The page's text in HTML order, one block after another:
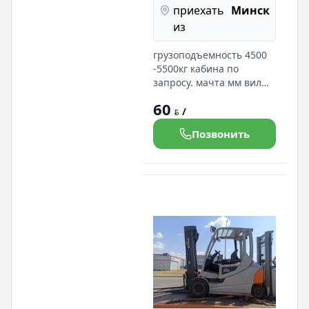
приехать
из
Минск
грузоподъемность 4500
-5500кг кабина по
запросу. мачта мм вилы
топливо - дизельное.
60 BYN /
Позвонить